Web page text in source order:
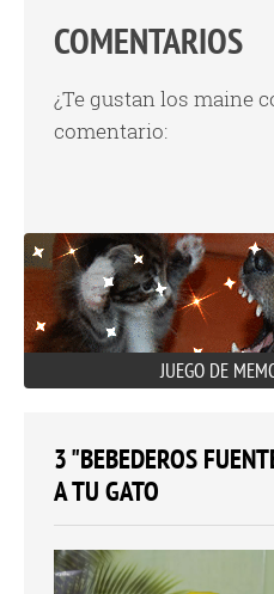
COMENTARIOS
¿Te gustan los maine
comentario:
JUEGO DE
3 "BEBEDEROS
A TU GATO